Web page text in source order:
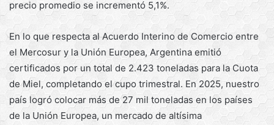
precio promedio se incrementó 5,1%.
En lo que respecta al Acuerdo Interino de Comercio entre
el Mercosur y la Unión Europea, Argentina emitió
certificados por un total de 2.423 toneladas para la Cuota
de Miel, completando el cupo trimestral. En 2025, nuestro
país logró colocar más de 27 mil toneladas en los países
de la Unión Europea, un mercado de altísima